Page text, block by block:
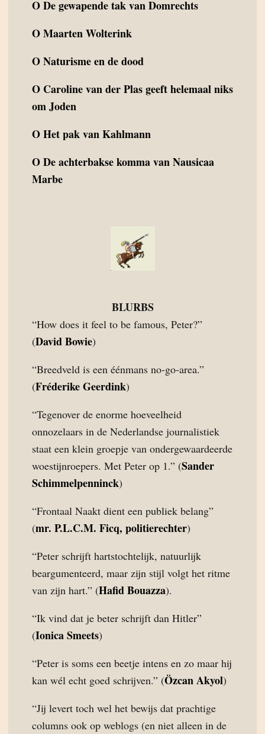
ODe gewapende tak van Domrechts
OMaarten Wolterink
ONaturisme en de dood
O Caroline van der Plas geeft helemaal niks
om Joden
OHet pak van Kahlmann
ODe achterbakse komma van Nausicaa
Marbe
BLURBS
“How does it feel to be famous, Peter?”
(David Bowie)
“Breedveld is een éénmans no-go-area.”
(Fréderike Geerdink)
“Tegenover de enorme hoeveelheid
onnozelaars in de Nederlandse journalistiek
staat een klein groepje van ondergewaardeerde
woestijnroepers. Met Peter op 1.” (Sander
Schimmelpenninck)
“Frontaal Naakt dient een publiek belang”
(mr. P.L.C.M. Ficq, politierechter)
“Peter schrijft hartstochtelijk, natuurlijk
beargumenteerd, maar zijn stijl volgt het ritme
van zijn hart.” (Hafid Bouazza).
“Ik vind dat je beter schrijft dan Hitler”
(Ionica Smeets)
“Peter is soms een beetje intens en zo maar hij
kan wél echt goed schrijven.” (Özcan Akyol)
“Jij levert toch wel het bewijs dat prachtige
columns ook op weblogs (en niet alleen in de